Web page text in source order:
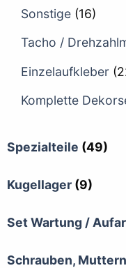
Sonstige (16)
Tacho /
Einzelaufkleber
Komplette
Spezialteile (49)
Kugellager (9)
Set Wartung /
Schrauben,